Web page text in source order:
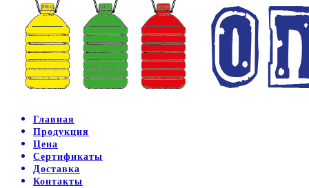
Главная
Продукция
Цена
Сертификаты
Доставка
Контакты